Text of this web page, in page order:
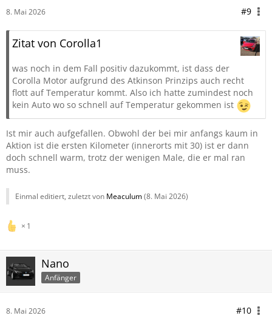
8. Mai 2026 #9
Zitat von Corolla1
was noch in dem Fall positiv dazukommt, ist dass der
Corolla Motor aufgrund des Atkinson Prinzips auch recht
flott auf Temperatur kommt. Also ich hatte zumindest noch
kein Auto wo so schnell auf Temperatur gekommen ist
Ist mir auch aufgefallen. Obwohl der bei mir anfangs kaum in
Aktion ist die ersten Kilometer (innerorts mit 30) ist er dann
doch schnell warm, trotz der wenigen Male, die er mal ran
muss.
Einmal editiert, zuletzt von Meaculum(8. Mai 2026)
1
Nano
Anfänger
8. Mai 2026 #10